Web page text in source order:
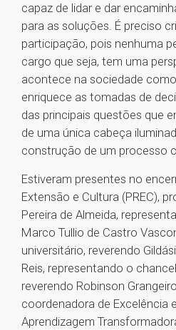
capaz de lidar e dar
para as soluções. É preciso
participação, pois nenhuma
cargo que seja, tem uma
acontece na sociedade
enriquece as tomadas de
das principais questões que
de uma única cabeça
construção de um processo
Estiveram presentes no
Extensão e Cultura (PREC),
Pereira de Almeida,
Marco Tullio de Castro
universitário, reverendo
Reis, representando o
reverendo Robinson
coordenadora de Excelência
Aprendizagem